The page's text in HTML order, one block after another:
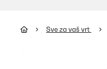
Sve za vaš vrt